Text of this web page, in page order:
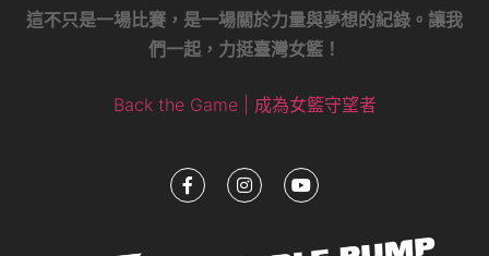
這不只是一場比賽，是一場關於力量與夢想的紀錄。讓我
們一起，力挺臺灣女籃！
Back the Game | 成為女籃守望者